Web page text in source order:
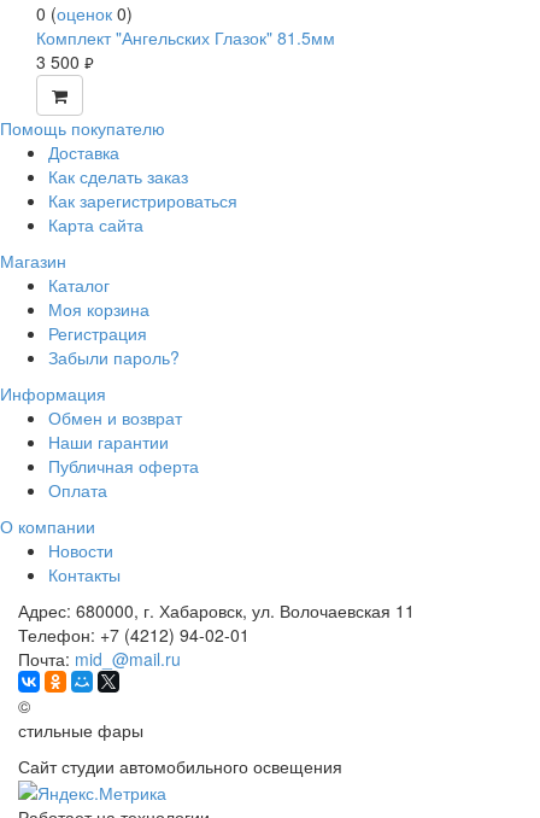
0 (оценок 0)
Комплект "Ангельских Глазок" 81.5мм
3 500 руб.
Помощь покупателю
Доставка
Как сделать заказ
Как зарегистрироваться
Карта сайта
Магазин
Каталог
Моя корзина
Регистрация
Забыли пароль?
Информация
Обмен и возврат
Наши гарантии
Публичная оферта
Оплата
О компании
Новости
Контакты
Адрес: 680000, г. Хабаровск, ул. Волочаевская 11
Телефон: +7 (4212) 94-02-01
Почта: mid_@mail.ru
©
стильные фары
Сайт студии автомобильного освещения